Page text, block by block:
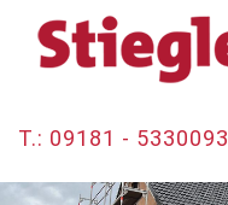
T.: 09181 - 5330093